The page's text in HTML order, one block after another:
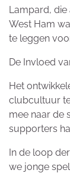
Lampard, die
West Ham
te leggen
De Invloed
Het
clubcultuur
mee naar de
supporters
In de loop
we jonge